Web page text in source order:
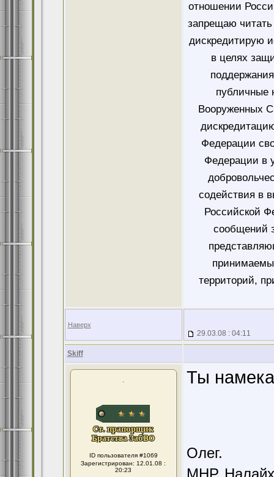
отношении
запрещаю читать
дискредитирую
в целях
публичные
Вооруженных
Федерации
Федерации в
содействия в
Российской
сообщений
территорий,
Наверх
29.03.08 : 04:11
Skiff
.
ID пользователя #1069
Зарегистрирован: 12.01.08 :
20:23
Ты
Олег.
МНР,